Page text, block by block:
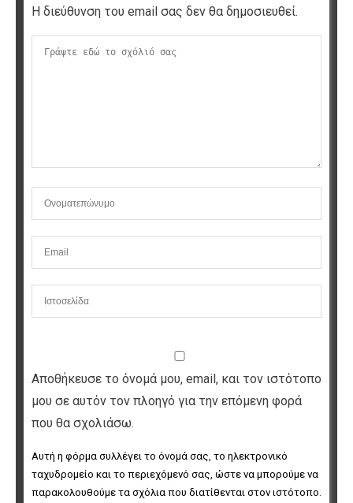
Η διεύθυνση του email σας δεν θα δημοσιευθεί.
Αποθήκευσε το όνομά μου, email, και τον ιστότοπο
μου σε αυτόν τον πλοηγό για την επόμενη φορά
που θα σχολιάσω.
Αυτή η φόρμα συλλέγει το όνομά σας, το ηλεκτρονικό
ταχυδρομείο και το περιεχόμενό σας, ώστε να μπορούμε να
παρακολουθούμε τα σχόλια που διατίθενται στον ιστότοπο.